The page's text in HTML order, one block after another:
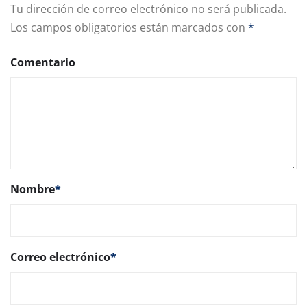
Tu dirección de correo electrónico no será publicada.
Los campos obligatorios están marcados con *
Comentario
Nombre*
Correo electrónico*